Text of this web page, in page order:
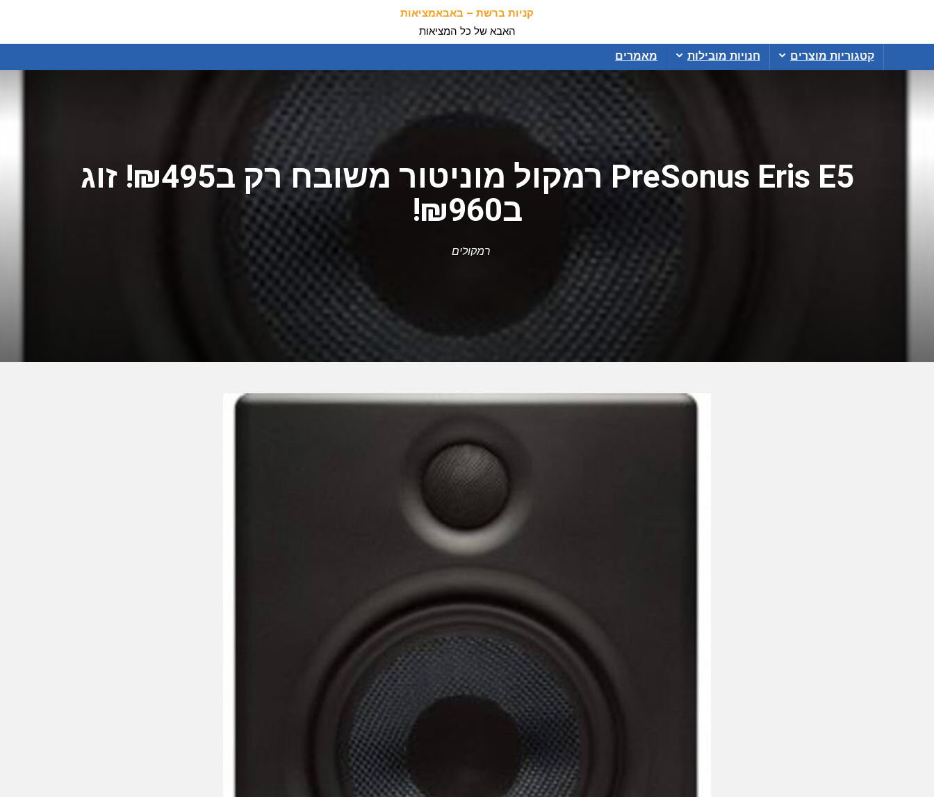
קניות ברשת – באבאמציאות
האבא של כל המציאות
קטגוריות מוצרים חנויות מובילות מאמרים
PreSonus Eris E5 רמקול מוניטור משובח רק ב₪495! זוג
ב₪960!
רמקולים